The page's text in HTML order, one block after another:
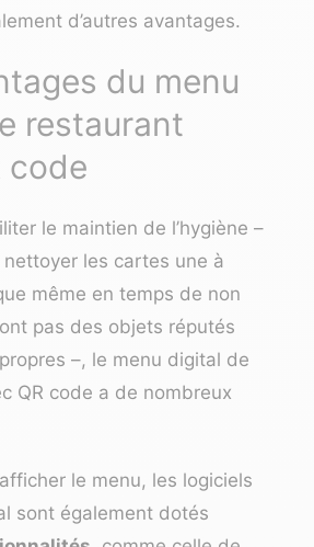
d’autres avantages.
du menu
restaurant
code
le maintien de l’hygiène –
les cartes une à
même en temps de non
pas des objets réputés
–, le menu digital de
QR code a de nombreux
le menu, les logiciels
sont également dotés